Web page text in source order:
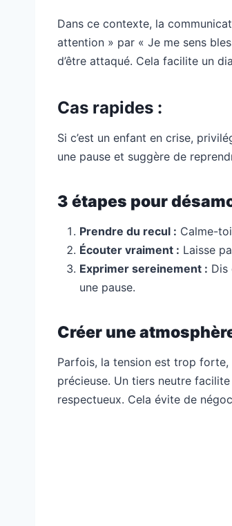
Dans ce contexte, la
attention » par « Je me sens
d’être attaqué. Cela facilite un
Cas rapides :
Si c’est un enfant en crise,
une pause et suggère de
3 étapes pour
Prendre du recul : Calme-
Écouter vraiment : Laisse
Exprimer sereinement : Dis
une pause.
Créer une
Parfois, la tension est trop
précieuse. Un tiers neutre
respectueux. Cela évite de